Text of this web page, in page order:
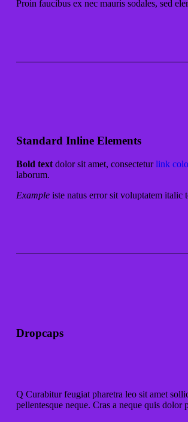
Proin faucibus ex nec mauris sodales, sed
Standard Inline Elements
Bold text dolor sit amet, consecteturlink
laborum.
Example iste natus error sit voluptatem italic
Dropcaps
Q Curabitur feugiat pharetra leo sit amet
pellentesque neque. Cras a neque quis dolor